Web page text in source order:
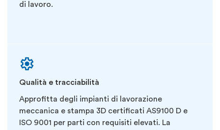
di lavoro.
Qualità e tracciabilità
Approfitta degli impianti di lavorazione
meccanica e stampa 3D certificati AS9100 D e
ISO 9001 per parti con requisiti elevati. La